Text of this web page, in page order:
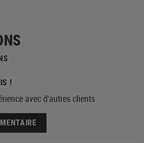
!
avec d'autres clients.